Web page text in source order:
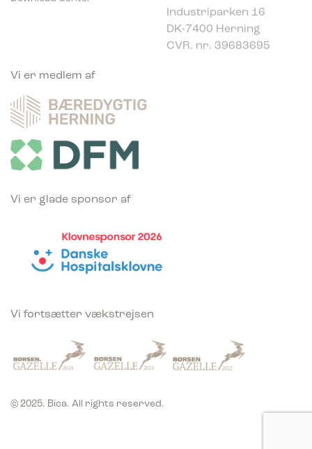
DK-7400 Herning
CVR. nr. 39683695
Vi er medlem af
Vi er glade sponsor af
Vi fortsætter vækstrejsen
© 2025. Bica. All rights reserved.